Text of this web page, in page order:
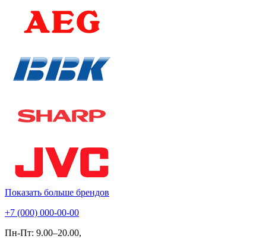
Показать больше брендов
+7 (000) 000-00-00
Пн-Пт: 9.00–20.00,